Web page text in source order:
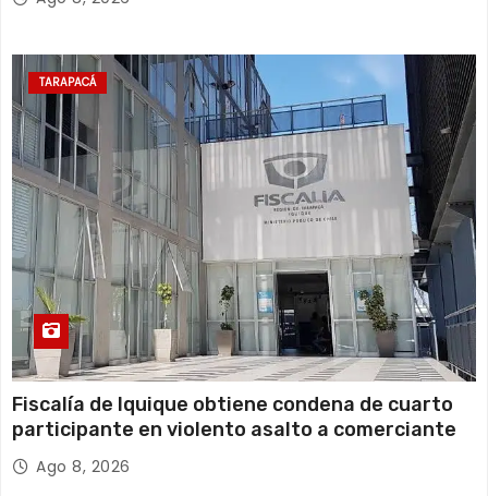
TARAPACÁ
Fiscalía de Iquique obtiene condena de cuarto
participante en violento asalto a comerciante
Ago 8, 2026